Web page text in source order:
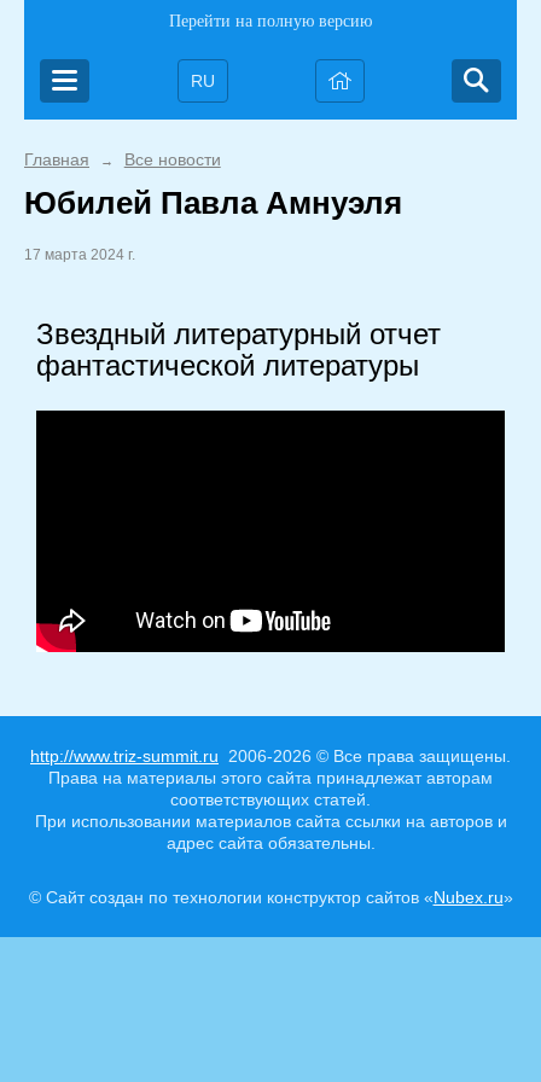
Перейти на полную версию
RU
Главная → Все новости
Юбилей Павла Амнуэля
17 марта 2024 г.
Звездный литературный отчет
фантастической литературы
http://www.triz-summit.ru 2006-2026 © Все права защищены.
Права на материалы этого сайта принадлежат авторам
соответствующих статей.
При использовании материалов сайта ссылки на авторов и
адрес сайта обязательны.
© Сайт создан по технологии конструктор сайтов «Nubex.ru»